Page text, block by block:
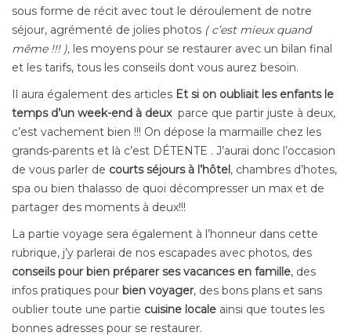
sous forme de récit avec tout le déroulement de notre
séjour, agrémenté de jolies photos ( c’est mieux quand
même !!! ), les moyens pour se restaurer avec un bilan final
et les tarifs, tous les conseils dont vous aurez besoin.
Il aura également des articles Et si on oubliait les enfants le
temps d’un week-end à deuxparce que partir juste à deux,
c’est vachement bien !!! On dépose la marmaille chez les
grands-parents et là c’est DÉTENTE . J’aurai donc l’occasion
de vous parler de courts séjours à l’hôtel, chambres d’hotes,
spa ou bien thalasso de quoi décompresser un max et de
partager des moments à deux!!!
La partie voyage sera également à l’honneur dans cette
rubrique, j’y parlerai de nos escapades avec photos, des
conseils pour bien préparer ses vacances en famille, des
infos pratiques pour bien voyager, des bons plans et sans
oublier toute une partie cuisine locale ainsi que toutes les
bonnes adresses pour se restaurer.